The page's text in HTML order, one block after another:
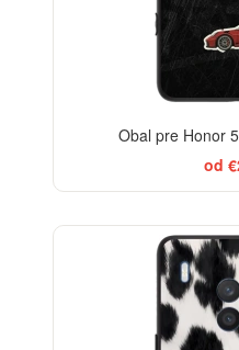
Obal pre Honor
od